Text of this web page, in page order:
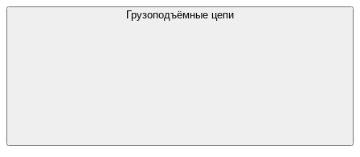
Грузоподъёмные цепи